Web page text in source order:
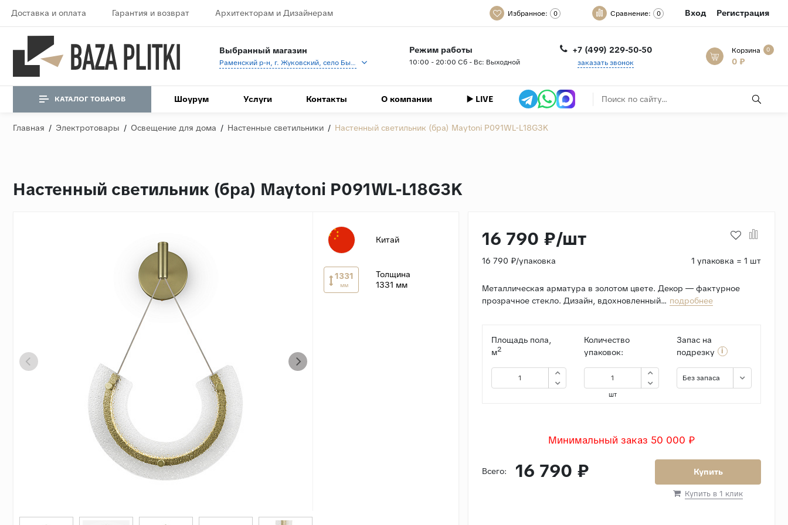
Доставка и оплата Гарантия и возврат Архитекторам и Дизайнерам Избранное: 0 Сравнение: 0 Вход Регистрация
Выбранный магазин
Раменский р-н, г. Жуковский, село Быково, кп Спартак, Береговая ул., 1
Режим работы
10:00 - 20:00 Сб - Вс: Выходной
+7 (499) 229-50-50
заказать звонок
Корзина 0
0 ₽
КАТАЛОГ ТОВАРОВ Шоурум Услуги Контакты О компании ▶️ LIVE
Главная / Электротовары / Освещение для дома / Настенные светильники / Настенный светильник (бра) Maytoni P091WL-L18G3K
Настенный светильник (бра) Maytoni P091WL-L18G3K
Китай
1331
мм
Толщина
1331 мм
16 790 ₽/шт
16 790 ₽/упаковка 1 упаковка = 1 шт
Металлическая арматура в золотом цвете. Декор — фактурное
прозрачное стекло. Дизайн, вдохновленный... подробнее
Площадь пола,
м2
Количество
упаковок:
шт
Запас на
подрезку
i
Без запаса
Минимальный заказ 50 000 ₽
Всего: 16 790 ₽ Купить
Купить в 1 клик